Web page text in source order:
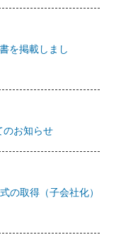
を掲載しまし
のお知らせ
の取得（子会社化）